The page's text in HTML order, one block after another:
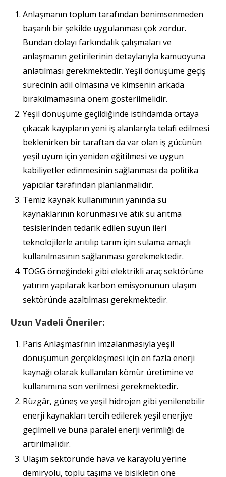
Anlaşmanın toplum tarafından benimsenmeden
başarılı bir şekilde uygulanması çok zordur.
Bundan dolayı farkındalık çalışmaları ve
anlaşmanın getirilerinin detaylarıyla kamuoyuna
anlatılması gerekmektedir. Yeşil dönüşüme geçiş
sürecinin adil olmasına ve kimsenin arkada
bırakılmamasına önem gösterilmelidir.
Yeşil dönüşüme geçildiğinde istihdamda ortaya
çıkacak kayıpların yeni iş alanlarıyla telafi edilmesi
beklenirken bir taraftan da var olan iş gücünün
yeşil uyum için yeniden eğitilmesi ve uygun
kabiliyetler edinmesinin sağlanması da politika
yapıcılar tarafından planlanmalıdır.
Temiz kaynak kullanımının yanında su
kaynaklarının korunması ve atık su arıtma
tesislerinden tedarik edilen suyun ileri
teknolojilerle arıtılıp tarım için sulama amaçlı
kullanılmasının sağlanması gerekmektedir.
TOGG örneğindeki gibi elektrikli araç sektörüne
yatırım yapılarak karbon emisyonunun ulaşım
sektöründe azaltılması gerekmektedir.
Uzun Vadeli Öneriler:
Paris Anlaşması’nın imzalanmasıyla yeşil
dönüşümün gerçekleşmesi için en fazla enerji
kaynağı olarak kullanılan kömür üretimine ve
kullanımına son verilmesi gerekmektedir.
Rüzgâr, güneş ve yeşil hidrojen gibi yenilenebilir
enerji kaynakları tercih edilerek yeşil enerjiye
geçilmeli ve buna paralel enerji verimliği de
artırılmalıdır.
Ulaşım sektöründe hava ve karayolu yerine
demiryolu, toplu taşıma ve bisikletin öne